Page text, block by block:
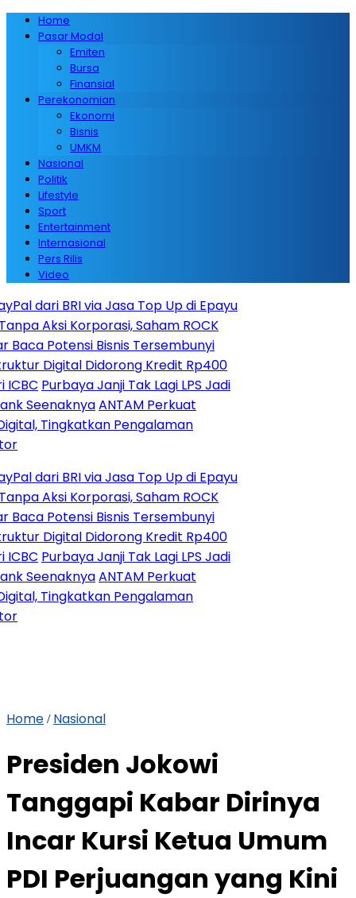
Home
Pasar Modal
Emiten
Bursa
Finansial
Perekonomian
Ekonomi
Bisnis
UMKM
Nasional
Politik
Lifestyle
Sport
Entertainment
Internasional
Pers Rilis
Video
BRI via Jasa Top Up di Epayu
Korporasi, Saham ROCK
Bisnis Tersembunyi
Didorong Kredit Rp400
Janji Tak Lagi LPS Jadi
ANTAM Perkuat
Pengalaman
BRI via Jasa Top Up di Epayu
Korporasi, Saham ROCK
Bisnis Tersembunyi
Didorong Kredit Rp400
Janji Tak Lagi LPS Jadi
ANTAM Perkuat
Pengalaman
Home / Nasional
Presiden Jokowi
Tanggapi Kabar Dirinya
Incar Kursi Ketua Umum
PDI Perjuangan yang Kini